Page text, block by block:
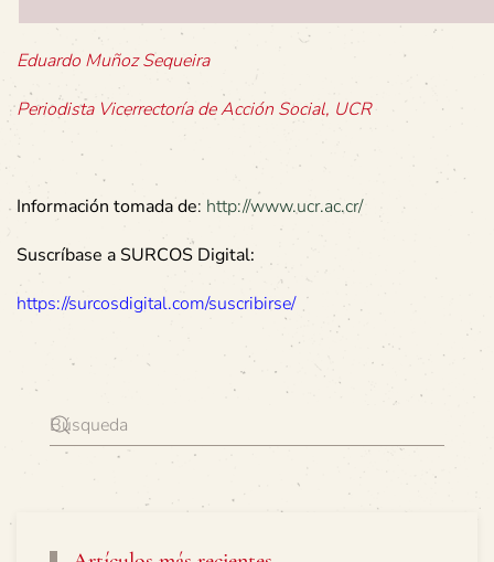
Eduardo Muñoz Sequeira
Periodista Vicerrectoría de Acción Social, UCR
Información tomada de: http://www.ucr.ac.cr/
Suscríbase a SURCOS Digital:
https://surcosdigital.com/suscribirse/